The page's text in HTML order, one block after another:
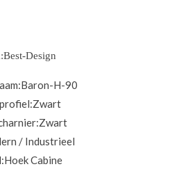
Best-Design
Baron-H-90
Zwart
Zwart
/ Industrieel
Hoek Cabine